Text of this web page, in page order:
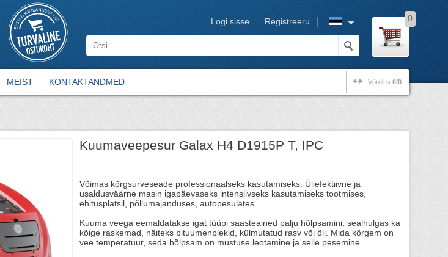
Registreeru
Logi sisse 0
MEIST KONTAKTANDMED Võrdlus 0/0
Kuumaveepesur Galax H4 D1915P T, IPC
Võimas kõrgsurveseade professionaalseks kasutamiseks. Üliefektiivne ja
usaldusväärne masin igapäevaseks intensiivseks kasutamiseks tootmises,
ehitusplatsil, põllumajanduses, autopesulates.
Kuuma veega eemaldatakse igat tüüpi saasteained palju hõlpsamini, sealhulgas ka
kõige raskemad, näiteks bituumenplekid, külmutatud rasv või õli. Mida kõrgem on
vee temperatuur, seda hõlpsam on mustuse leotamine ja selle pesemine.